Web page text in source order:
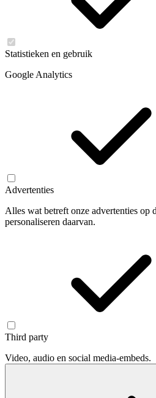
Statistieken en gebruik
Google Analytics
Advertenties
Alles wat betreft onze advertenties op
personaliseren daarvan.
Third party
Video, audio en social media-embeds.